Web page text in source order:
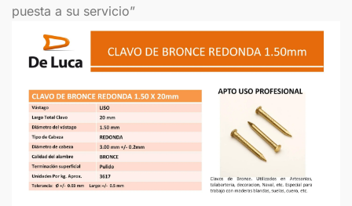
puesta a su servicio”